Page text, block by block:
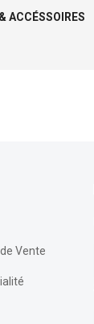
ACCÉSSOIRES
Vente